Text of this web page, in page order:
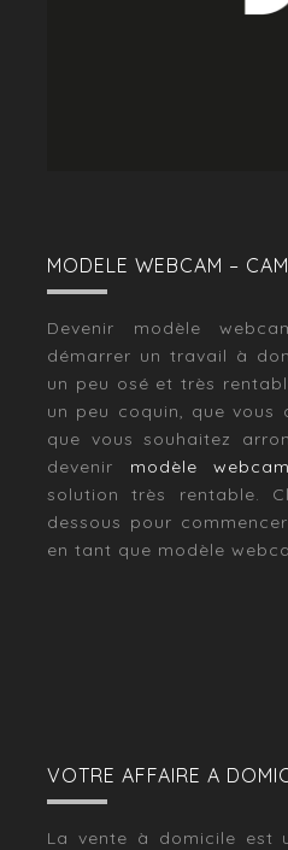
MODELE WEBCAM –
Devenir modèle
démarrer un travail à
un peu osé et très
un peu coquin, que vous
que vous souhaitez
devenir modèle
solution très rentable.
dessous pour
en tant que modèle
VOTRE AFFAIRE A
La vente à domicile est